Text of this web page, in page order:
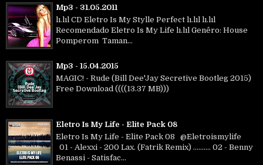
Mp3 - 31.05.2011
lı.lıl CD Eletro Is My Stylle Perfect lı.lıl lı.lıl
Recomendado Eletro Is My Life lı.lıl Genêro: House
Pomperom Taman...
Mp3 - 15.04.2015
MAGIC! - Rude (Bill Dee'Jay Secretive Bootleg 2015)
Free Download ((((13.37 MB)))
Eletro Is My Life - Elite Pack 08
Eletro Is My Life - Elite Pack 08 @Eletroismylife
01 - Alexxi - 200 Lax. (Fatrik Remix) .......... 02 - Benny
Benassi - Satisfac...